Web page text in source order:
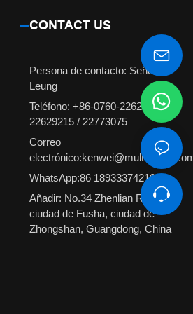
CONTACT US
Persona de contacto: Señorita
Leung
Teléfono: +86-0760-22629231 /
22629215 / 22773075
Correo
WhatsApp:86 18933374210
Añadir: No.34 Zhenlian Road,
ciudad de Fusha, ciudad de
Zhongshan, Guangdong, China